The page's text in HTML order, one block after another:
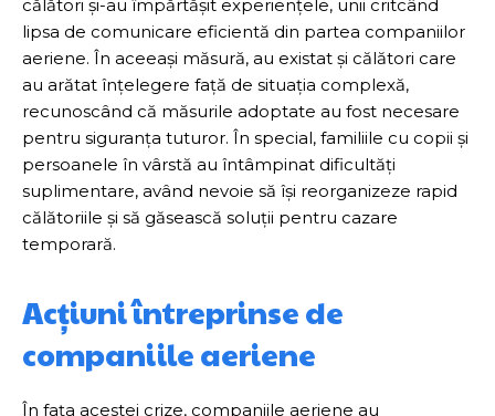
călători și-au împărtășit experiențele, unii critcând
lipsa de comunicare eficientă din partea companiilor
aeriene. În aceeași măsură, au existat și călători care
au arătat înțelegere față de situația complexă,
recunoscând că măsurile adoptate au fost necesare
pentru siguranța tuturor. În special, familiile cu copii și
persoanele în vârstă au întâmpinat dificultăți
suplimentare, având nevoie să își reorganizeze rapid
călătoriile și să găsească soluții pentru cazare
temporară.
Acțiuni întreprinse de
companiile aeriene
În fața acestei crize, companiile aeriene au